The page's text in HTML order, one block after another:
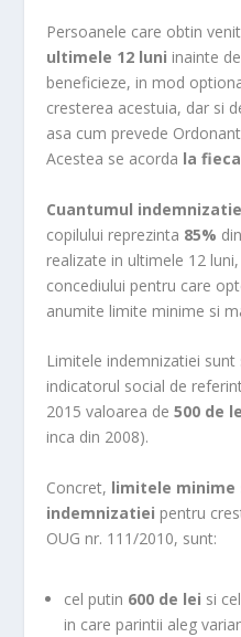
Persoanele care obtin
ultimele 12 luni inainte
beneficieze, in mod
cresterea acestuia, dar si
asa cum prevede
Acestea se acorda la
Cuantumul
copilului reprezinta 85%
realizate in ultimele 12
concediului pentru care
anumite limite minime si
Limitele indemnizatiei
indicatorul social de
2015 valoarea de500 de
inca din 2008).
Concret, limitele minime
indemnizatiei pentru
OUG nr. 111/2010, sunt:
cel putin 600 de lei si
in care parintii aleg